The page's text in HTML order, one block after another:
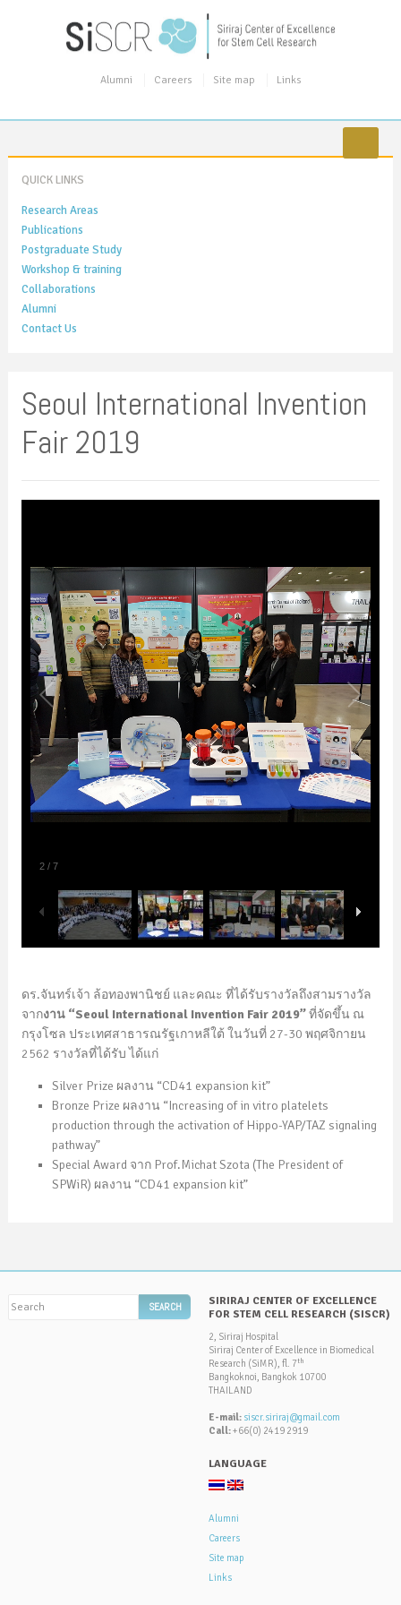
Alumni Careers Site map Links
QUICK LINKS
Research Areas
Publications
Postgraduate Study
Workshop & training
Collaborations
Alumni
Contact Us
Seoul International Invention
Fair 2019
2/ 7
ดร.จันทร์เจ้า ล้อทองพานิชย์ และคณะ ที่ได้รับรางวัลถึงสามรางวัล
จากงาน “Seoul International Invention Fair 2019”ที่จัดขึ้น ณ
กรุงโซล ประเทศสาธารณรัฐเกาหลีใต้ ในวันที่ 27-30 พฤศจิกายน
2562 รางวัลที่ได้รับ ได้แก่
Silver Prize ผลงาน “CD41 expansion kit”
Bronze Prize ผลงาน “Increasing of in vitro platelets
production through the activation of Hippo-YAP/TAZ signaling
pathway”
Special Award จาก Prof.Michat Szota (The President of
SPWiR) ผลงาน “CD41 expansion kit”
SIRIRAJ CENTER OF EXCELLENCE
FOR STEM CELL RESEARCH (SISCR)
2, Siriraj Hospital
Siriraj Center of Excellence in Biomedical
Research (SiMR), fl. 7th
Bangkoknoi, Bangkok 10700
THAILAND
E-mail: siscr.siriraj@gmail.com
Call:+66(0) 2419 2919
LANGUAGE
Alumni
Careers
Site map
Links